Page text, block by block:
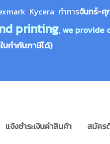
ark Kycera ทำการจันทร์-ศุ
printing, we provide
บกำกับภาษีได้)
แจ้งชำระเงินค่าสินค้า สมัคร